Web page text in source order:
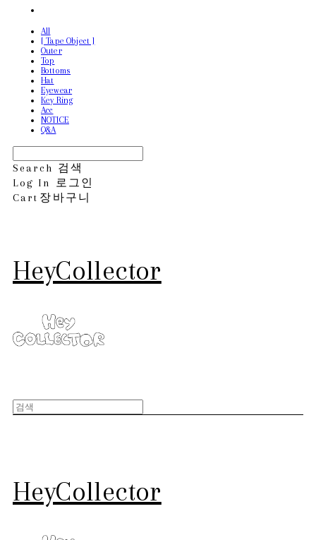
All
[ Tape Object ]
Outer
Top
Bottoms
Hat
Eyewear
Key Ring
Acc
NOTICE
Q&A
Search 검색
Log In
로그인
Cart 장바구니
HeyCollector
HeyCollector